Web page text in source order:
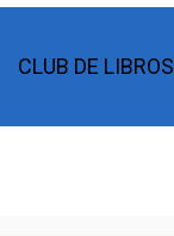
CLUB DE LIBROS